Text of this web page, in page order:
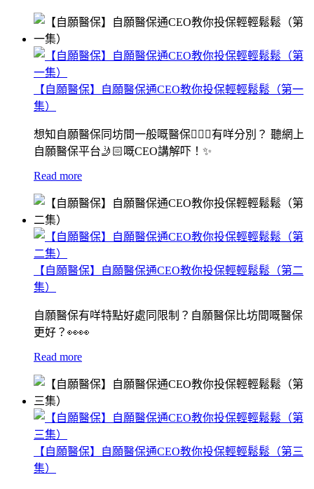
【自願醫保】自願醫保通CEO教你投保輕輕鬆鬆（第一
集）
想知自願醫保同坊間一般嘅醫保👨🏻‍⚕️有咩分別？ 聽網上
自願醫保平台🤳🏻嘅CEO講解吓！✨
Read more
【自願醫保】自願醫保通CEO教你投保輕輕鬆鬆（第二
集）
自願醫保有咩特點好處同限制？自願醫保比坊間嘅醫保
更好？👀👀
Read more
【自願醫保】自願醫保通CEO教你投保輕輕鬆鬆（第三
集）